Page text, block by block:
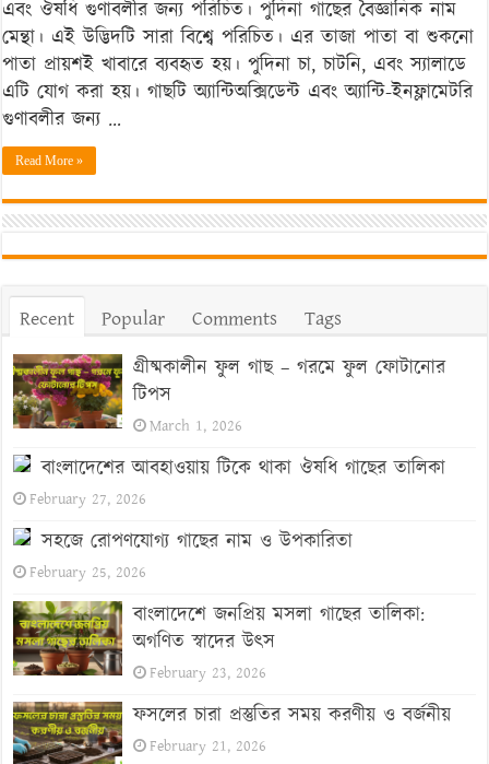
এবং ঔষধি গুণাবলীর জন্য পরিচিত। পুদিনা গাছের বৈজ্ঞানিক নাম
মেন্থা। এই উদ্ভিদটি সারা বিশ্বে পরিচিত। এর তাজা পাতা বা শুকনো
পাতা প্রায়শই খাবারে ব্যবহৃত হয়। পুদিনা চা, চাটনি, এবং স্যালাডে
এটি যোগ করা হয়। গাছটি অ্যান্টিঅক্সিডেন্ট এবং অ্যান্টি-ইনফ্লামেটরি
গুণাবলীর জন্য …
Read More »
Recent Popular Comments
Tags
গ্রীষ্মকালীন ফুল গাছ – গরমে ফুল ফোটানোর
টিপস
March 1, 2026
বাংলাদেশের আবহাওয়ায় টিকে থাকা ঔষধি গাছের তালিকা
February 27, 2026
সহজে রোপণযোগ্য গাছের নাম ও উপকারিতা
February 25, 2026
বাংলাদেশে জনপ্রিয় মসলা গাছের তালিকা:
অগণিত স্বাদের উৎস
February 23, 2026
ফসলের চারা প্রস্তুতির সময় করণীয় ও বর্জনীয়
February 21, 2026